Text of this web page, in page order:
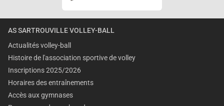
AS SARTROUVILLE VOLLEY-BALL
Actualités volley-ball
Histoire de l'association sportive de volley
Inscriptions 2025/2026
Horaires des entraînements
Accès aux gymnases